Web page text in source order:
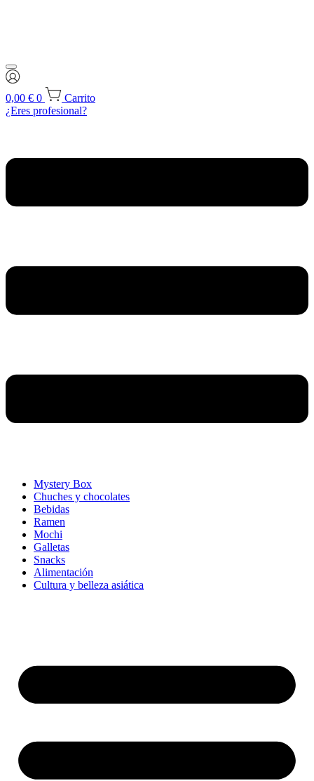
0,00 € 0
Carrito
¿Eres profesional?
Mystery Box
Chuches y chocolates
Bebidas
Ramen
Mochi
Galletas
Snacks
Alimentación
Cultura y belleza asiática